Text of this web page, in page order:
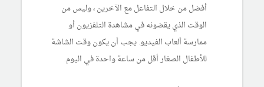
أفضل من خلال التفاعل مع الآخرين ، وليس من
الوقت الذي يقضونه في مشاهدة التلفزيون أو
ممارسة ألعاب الفيديو. يجب أن يكون وقت الشاشة
للأطفال الصغار أقل من ساعة واحدة في اليوم.